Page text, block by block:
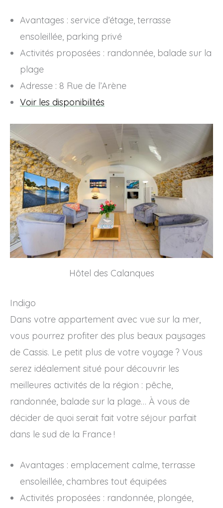
Avantages : service d’étage, terrasse
ensoleillée, parking privé
Activités proposées : randonnée, balade sur la
plage
Adresse : 8 Rue de l’Arène
Voir les disponibilités
Hôtel des Calanques
Indigo
Dans votre appartement avec vue sur la mer,
vous pourrez profiter des plus beaux paysages
de Cassis. Le petit plus de votre voyage ? Vous
serez idéalement situé pour découvrir les
meilleures activités de la région : pêche,
randonnée, balade sur la plage… À vous de
décider de quoi serait fait votre séjour parfait
dans le sud de la France !
Avantages : emplacement calme, terrasse
ensoleillée, chambres tout équipées
Activités proposées : randonnée, plongée,